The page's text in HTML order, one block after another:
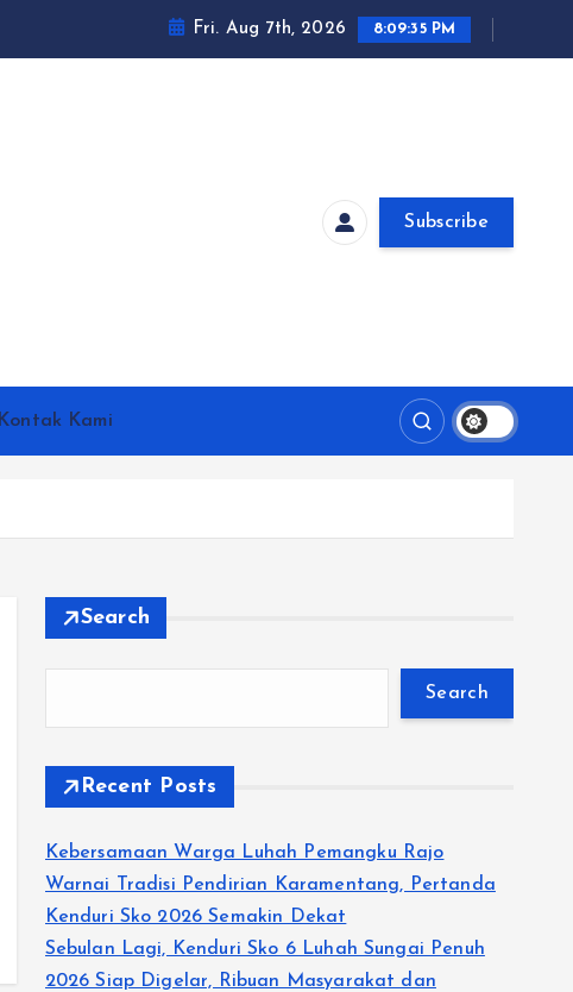
Fri. Aug 7th, 2026 8:09:35 PM
Subscribe
Kontak Kami
Search
Search
Recent Posts
Kebersamaan Warga Luhah Pemangku Rajo
Warnai Tradisi Pendirian Karamentang, Pertanda
Kenduri Sko 2026 Semakin Dekat
Sebulan Lagi, Kenduri Sko 6 Luhah Sungai Penuh
2026 Siap Digelar, Ribuan Masyarakat dan